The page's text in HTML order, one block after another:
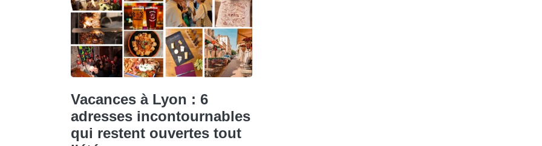
Vacances à Lyon : 6
adresses incontournables
qui restent ouvertes tout